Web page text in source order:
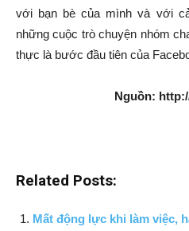
với bạn bè của mình và với
những cuộc trò chuyện nhóm
thực là bước đầu tiên của
Nguồn:
Related Posts:
Mất động lực khi làm việc,